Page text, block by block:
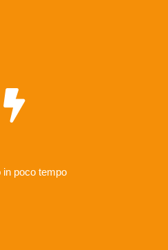
in poco tempo